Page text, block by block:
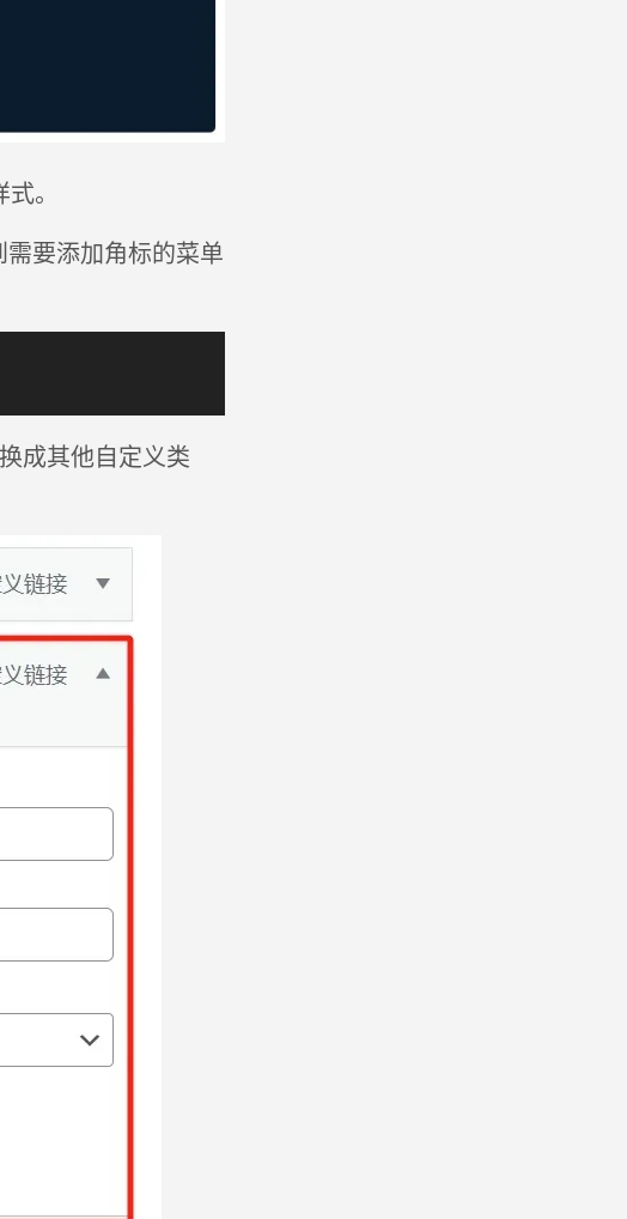
。
要添加角标的菜单
成其他自定义类